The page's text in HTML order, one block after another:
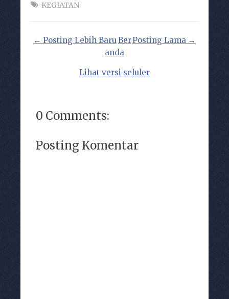
KEGIATAN
← Posting Lebih Baru Posting Lama →
Ber
anda
Lihat versi seluler
0 Comments:
Posting Komentar